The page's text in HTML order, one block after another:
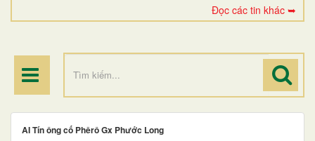
Đọc các tin khác ➥
AI Tín ông cố Phêrô Gx Phước Long